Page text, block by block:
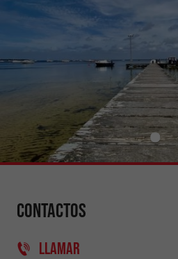
Contactos
LLAMAR